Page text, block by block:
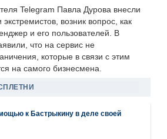
Telegram Павла Дурова внесли
экстремистов, возник вопрос, как
и его пользователей. В
что на сервис не
которые в связи с этим
на самого бизнесмена.
к Бастрыкину в деле своей